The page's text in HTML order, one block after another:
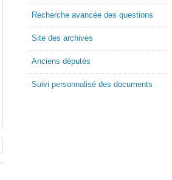
Recherche avancée des questions
Site des archives
Anciens députés
Suivi personnalisé des documents